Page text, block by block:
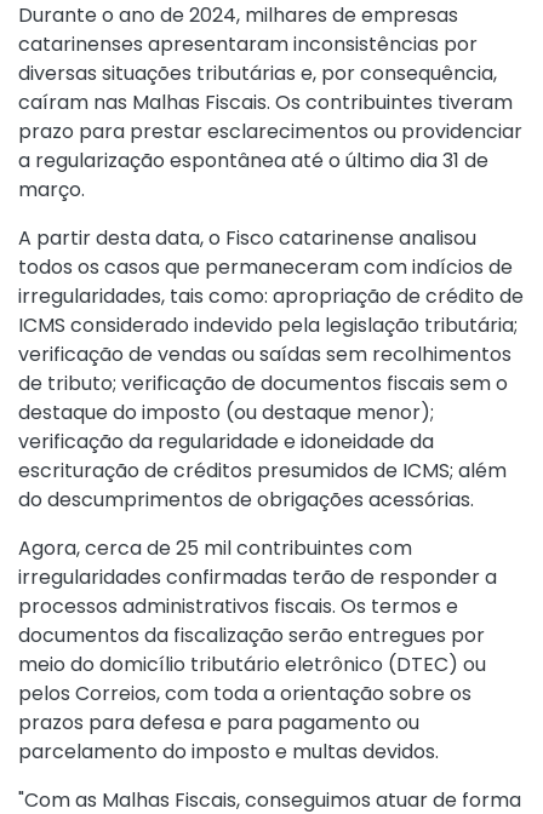
Durante o ano de 2024, milhares de empresas
catarinenses apresentaram inconsistências por
diversas situações tributárias e, por consequência,
caíram nas Malhas Fiscais. Os contribuintes tiveram
prazo para prestar esclarecimentos ou providenciar
a regularização espontânea até o último dia 31 de
março.
A partir desta data, o Fisco catarinense analisou
todos os casos que permaneceram com indícios de
irregularidades, tais como: apropriação de crédito de
ICMS considerado indevido pela legislação tributária;
verificação de vendas ou saídas sem recolhimentos
de tributo; verificação de documentos fiscais sem o
destaque do imposto (ou destaque menor);
verificação da regularidade e idoneidade da
escrituração de créditos presumidos de ICMS; além
do descumprimentos de obrigações acessórias.
Agora, cerca de 25 mil contribuintes com
irregularidades confirmadas terão de responder a
processos administrativos fiscais. Os termos e
documentos da fiscalização serão entregues por
meio do domicílio tributário eletrônico (DTEC) ou
pelos Correios, com toda a orientação sobre os
prazos para defesa e para pagamento ou
parcelamento do imposto e multas devidos.
"Com as Malhas Fiscais, conseguimos atuar de forma